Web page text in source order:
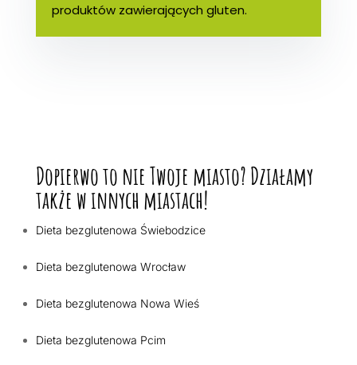
produktów zawierających gluten.
Dopierwo to nie Twoje miasto? Działamy
także w innych miastach!
Dieta bezglutenowa Świebodzice
Dieta bezglutenowa Wrocław
Dieta bezglutenowa Nowa Wieś
Dieta bezglutenowa Pcim